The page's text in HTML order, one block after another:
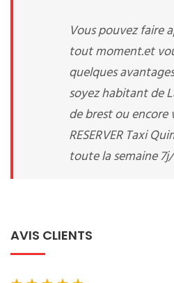
Vous pouvez faire
tout moment.et
quelques
soyez habitant de
de brest ou encore
RESERVER Taxi
toute la semaine
AVIS CLIENTS